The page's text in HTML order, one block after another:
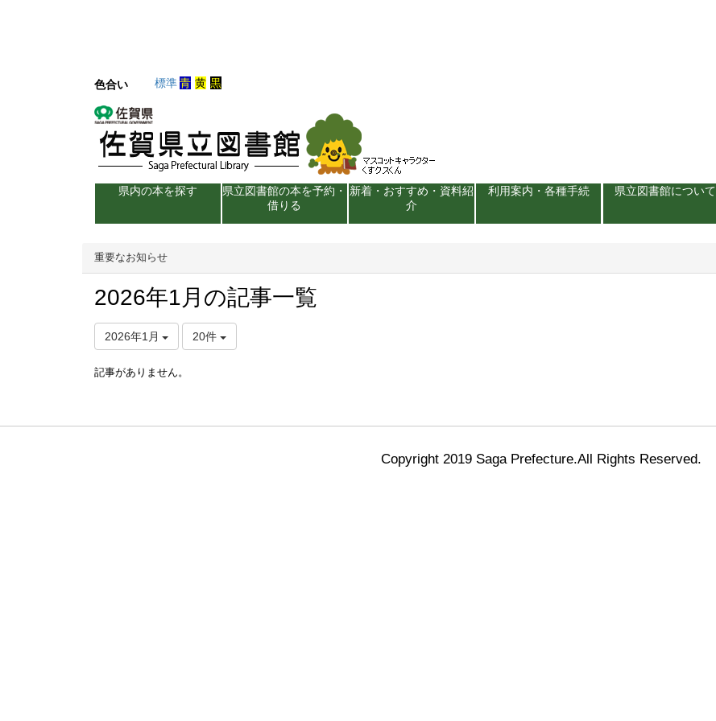
色合い 標準青 黄 黒
県内の本を探す
県立図書館の本を予約・
借りる
新着・おすすめ・資料紹
介
利用案内・各種手続 県立図書館について
重要なお知らせ
2026年1月の記事一覧
2026年1月 20件
記事がありません。
Copyright 2019 Saga Prefecture.All Rights Reserved.